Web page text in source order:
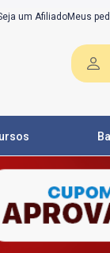
um AfiliadoMeus